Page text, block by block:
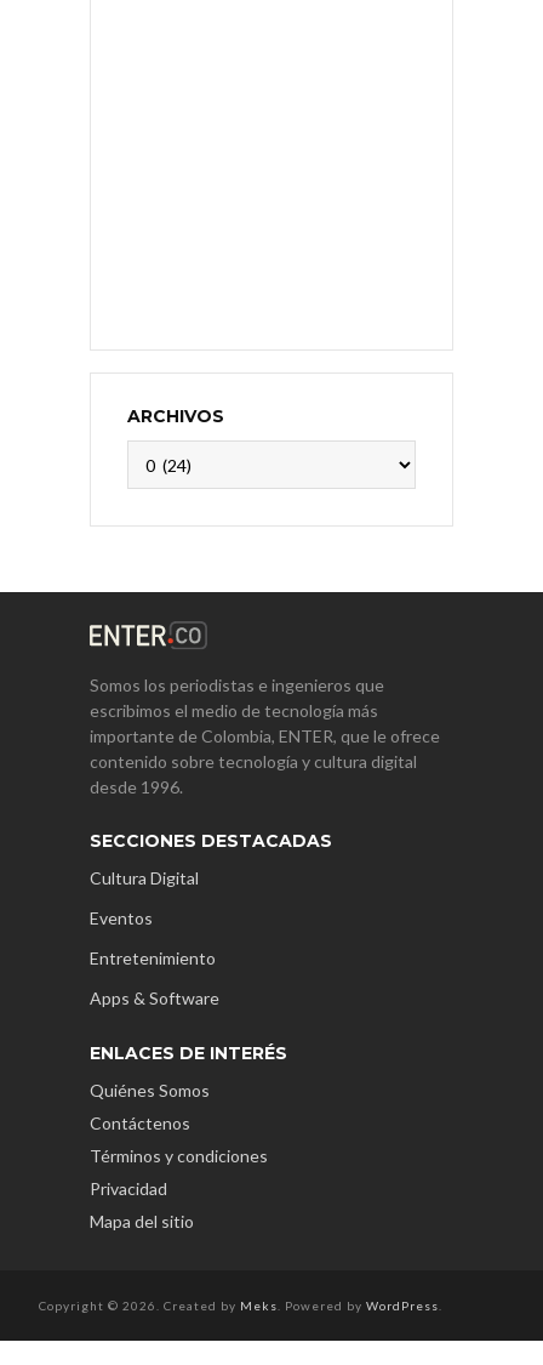
ARCHIVOS
Somos los periodistas e ingenieros que
escribimos el medio de tecnología más
importante de Colombia, ENTER, que le ofrece
contenido sobre tecnología y cultura digital
desde 1996.
SECCIONES DESTACADAS
Cultura Digital
Eventos
Entretenimiento
Apps & Software
ENLACES DE INTERÉS
Quiénes Somos
Contáctenos
Términos y condiciones
Privacidad
Mapa del sitio
Copyright © 2026. Created by Meks . Powered by WordPress